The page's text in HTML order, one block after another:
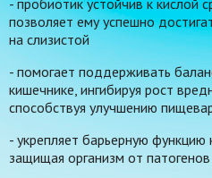
позволяет ему успешно
на слизистой
- помогает поддерживать
кишечнике, ингибируя рост
способствуя улучшению
- укрепляет барьерную функцию
защищая организм от